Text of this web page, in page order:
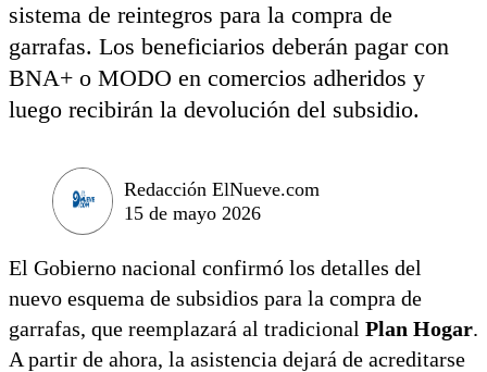
sistema de reintegros para la compra de
garrafas. Los beneficiarios deberán pagar con
BNA+ o MODO en comercios adheridos y
luego recibirán la devolución del subsidio.
Redacción ElNueve.com
15 de mayo 2026
El Gobierno nacional confirmó los detalles del
nuevo esquema de subsidios para la compra de
garrafas, que reemplazará al tradicional Plan Hogar.
A partir de ahora, la asistencia dejará de acreditarse